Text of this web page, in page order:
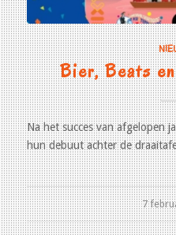
Bier, Beats
Na het succes van afgelopen
hun debuut achter de
7